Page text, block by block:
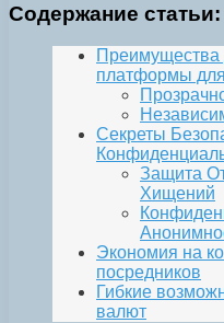
Содержание статьи:
Преимущества
платформы
Секреты
Защита
Хищений
Экономия на
посредников
Гибкие
валют